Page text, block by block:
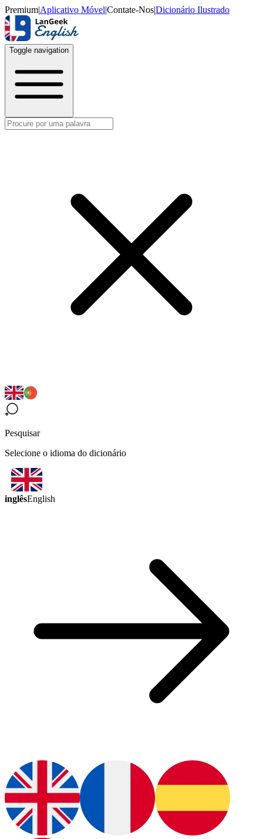
Premium|Aplicativo Móvel|Contate-Nos|Dicionário Ilustrado
Toggle navigation
Pesquisar
Selecione o idioma do dicionário
inglêsEnglish